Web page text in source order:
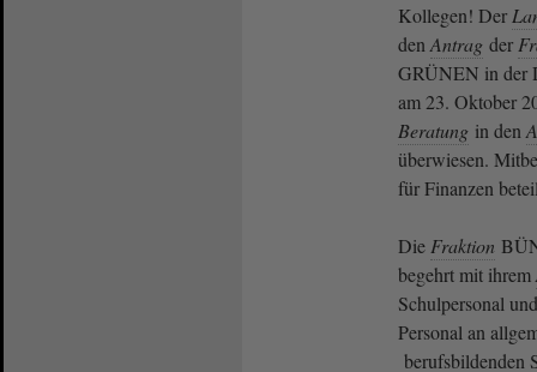
Kollegen! Der
den Antrag der
GRÜNEN in der
am 23. Oktober
Beratung in den
überwiesen.
für Finanzen
Die Fraktion
begehrt mit ihrem
Schulpersonal
Personal an
berufsbildenden